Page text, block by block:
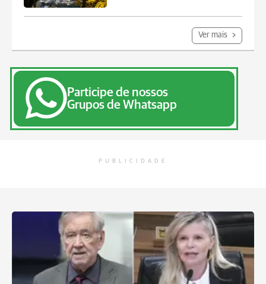
Ver mais
Participe de nossos
Grupos de Whatsapp
PUBLICIDADE